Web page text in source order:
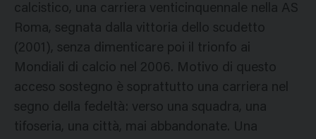
calcistico, una carriera venticinquennale nella AS
Roma, segnata dalla vittoria dello scudetto
(2001), senza dimenticare poi il trionfo ai
Mondiali di calcio nel 2006. Motivo di questo
acceso sostegno è soprattutto una carriera nel
segno della fedeltà: verso una squadra, una
tifoseria, una città, mai abbandonate. Una